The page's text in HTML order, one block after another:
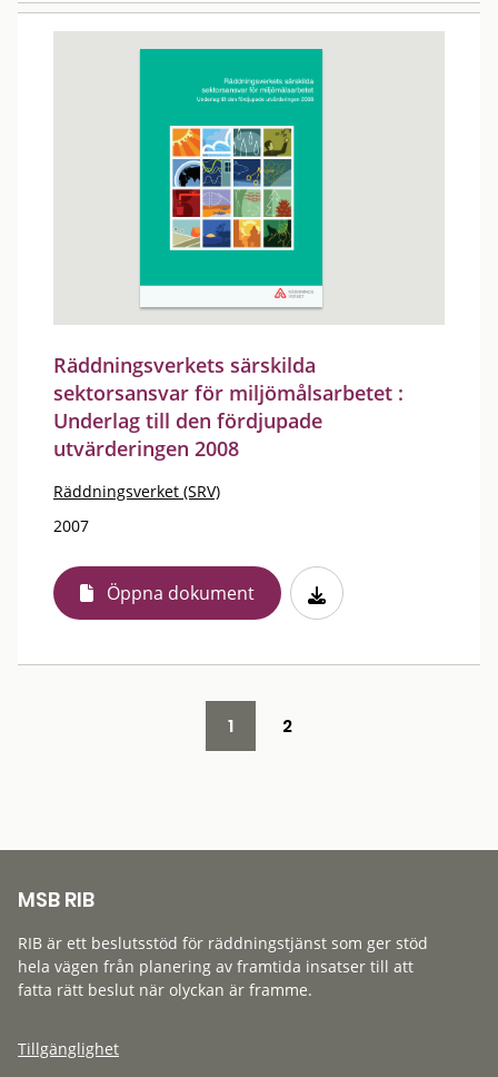
Räddningsverkets särskilda
sektorsansvar för miljömålsarbetet :
Underlag till den fördjupade
utvärderingen 2008
Räddningsverket (SRV)
2007
Öppna dokument
1 2
MSB RIB
RIB är ett beslutsstöd för räddningstjänst som ger stöd
hela vägen från planering av framtida insatser till att
fatta rätt beslut när olyckan är framme.
Tillgänglighet